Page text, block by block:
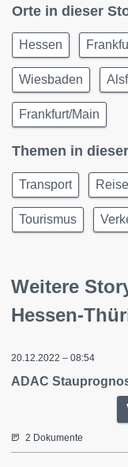
Orte in dieser
Hessen
Wiesbaden
Frankfurt/Main
Themen in
Transport Reise
Tourismus
Weitere
Hessen-
20.12.2022 – 08:54
ADAC
2 Dokumente